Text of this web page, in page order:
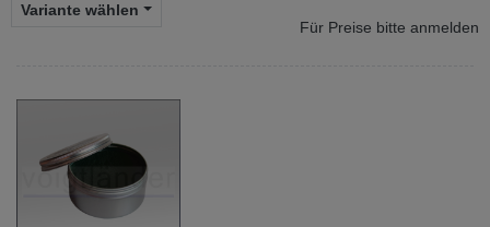
Variante wählen
Für Preise bitte anmelden